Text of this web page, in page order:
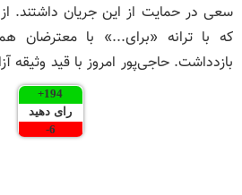
سعی در حمایت از این جریان داشتند.
که با ترانه «برای...» با معترضان
بازدداشت. حاجی‌پور امروز با قید وثیقه
194
+
رای دهید
6
-